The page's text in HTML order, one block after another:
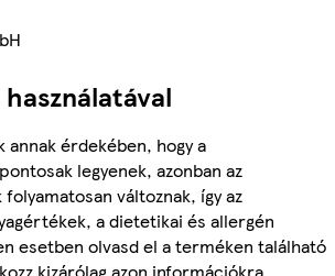
annak érdekében, hogy a
legyenek, azonban az
változnak, így az
a dietetikai és allergén
esetben olvasd el a terméken található